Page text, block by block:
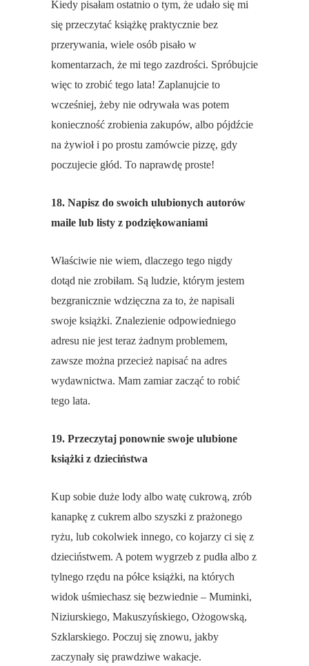
Kiedy pisałam ostatnio o tym, że udało się mi
się przeczytać książkę praktycznie bez
przerywania, wiele osób pisało w
komentarzach, że mi tego zazdrości. Spróbujcie
więc to zrobić tego lata! Zaplanujcie to
wcześniej, żeby nie odrywała was potem
konieczność zrobienia zakupów, albo pójdźcie
na żywioł i po prostu zamówcie pizzę, gdy
poczujecie głód. To naprawdę proste!
18. Napisz do swoich ulubionych autorów
maile lub listy z podziękowaniami
Właściwie nie wiem, dlaczego tego nigdy
dotąd nie zrobiłam. Są ludzie, którym jestem
bezgranicznie wdzięczna za to, że napisali
swoje książki. Znalezienie odpowiedniego
adresu nie jest teraz żadnym problemem,
zawsze można przecież napisać na adres
wydawnictwa. Mam zamiar zacząć to robić
tego lata.
19. Przeczytaj ponownie swoje ulubione
książki z dzieciństwa
Kup sobie duże lody albo watę cukrową, zrób
kanapkę z cukrem albo szyszki z prażonego
ryżu, lub cokolwiek innego, co kojarzy ci się z
dzieciństwem. A potem wygrzeb z pudła albo z
tylnego rzędu na półce książki, na których
widok uśmiechasz się bezwiednie – Muminki,
Niziurskiego, Makuszyńskiego, Ożogowską,
Szklarskiego. Poczuj się znowu, jakby
zaczynały się prawdziwe wakacje.